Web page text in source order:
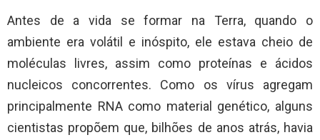
Antes de a vida se formar na Terra, quando o
ambiente era volátil e inóspito, ele estava cheio de
moléculas livres, assim como proteínas e ácidos
nucleicos concorrentes. Como os vírus agregam
principalmente RNA como material genético, alguns
cientistas propõem que, bilhões de anos atrás, havia